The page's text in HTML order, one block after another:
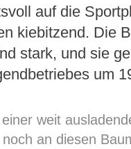
auf die
kiebitzend. Die
stark, und sie
um
weit
an diesen